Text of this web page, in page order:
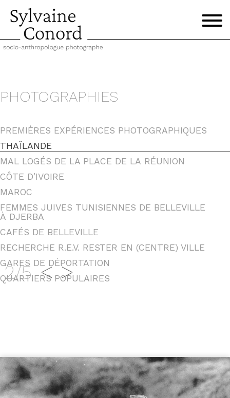
PHOTOGRAPHIES
PREMIÈRES EXPÉRIENCES PHOTOGRAPHIQUES
THAÏLANDE
MAL LOGÉS DE LA PLACE DE LA RÉUNION
CÔTE D’IVOIRE
MAROC
FEMMES JUIVES TUNISIENNES DE BELLEVILLE
À DJERBA
CAFÉS DE BELLEVILLE
RECHERCHE R.E.V. RESTER EN (CENTRE) VILLE
GARES DE DÉPORTATION
QUARTIERS POPULAIRES
< >
2/5